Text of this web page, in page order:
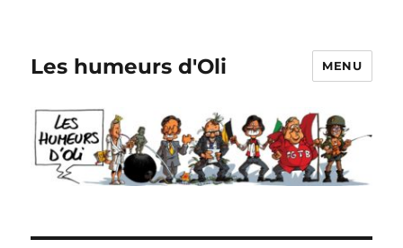
Les humeurs d'Oli MENU